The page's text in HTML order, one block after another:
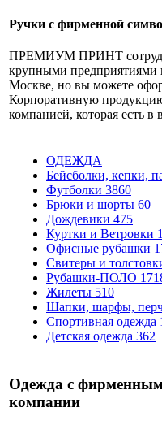
Ручки с фирменной
ПРЕМИУМ ПРИНТ
крупными предприятиями
Москве, но вы можете
Корпоративную
компанией, которая есть в
ОДЕЖДА
Бейсболки, кепки,
Футболки 3860
Брюки и шорты 60
Дождевики 475
Куртки и Ветровки
Офисные рубашки
Свитеры и
Рубашки-ПОЛО
Жилеты 510
Шапки, шарфы,
Спортивная одежда
Детская одежда 362
Одежда с
компании